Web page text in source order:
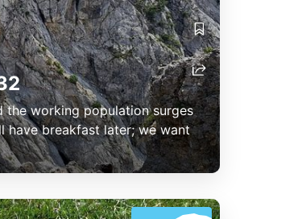
the working population surges
have breakfast later; we want